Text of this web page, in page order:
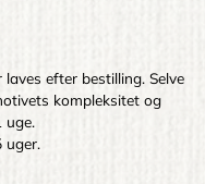
efter bestilling. Selve
kompleksitet og
uge.
uger.